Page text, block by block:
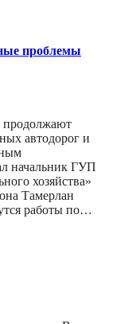
проблемы
продолжают
автодорог и
начальник ГУП
хозяйства»
Тамерлан
работы по…